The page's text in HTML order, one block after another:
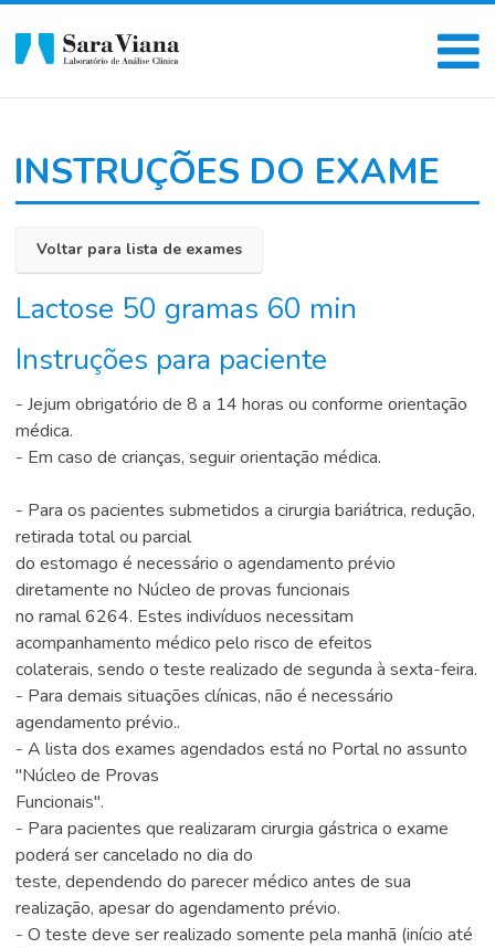
INSTRUÇÕES DO EXAME
Voltar para lista de exames
Lactose 50 gramas 60 min
Instruções para paciente
- Jejum obrigatório de 8 a 14 horas ou conforme orientação
médica.
- Em caso de crianças, seguir orientação médica.
- Para os pacientes submetidos a cirurgia bariátrica, redução,
retirada total ou parcial
do estomago é necessário o agendamento prévio
diretamente no Núcleo de provas funcionais
no ramal 6264. Estes indivíduos necessitam
acompanhamento médico pelo risco de efeitos
colaterais, sendo o teste realizado de segunda à sexta-feira.
- Para demais situações clínicas, não é necessário
agendamento prévio..
- A lista dos exames agendados está no Portal no assunto
"Núcleo de Provas
Funcionais".
- Para pacientes que realizaram cirurgia gástrica o exame
poderá ser cancelado no dia do
teste, dependendo do parecer médico antes de sua
realização, apesar do agendamento prévio.
- O teste deve ser realizado somente pela manhã (início até